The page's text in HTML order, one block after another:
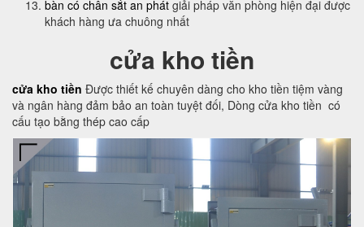
bàn có chân sắt an phát giải pháp văn phòng hiện đại được
khách hàng ưa chuông nhất
cửa kho tiền
cửa kho tiền Được thiết kế chuyên dàng cho kho tiền tiệm vàng
và ngân hàng đảm bảo an toàn tuyệt đối, Dòng cửa kho tiền có
cấu tạo bằng thép cao cấp